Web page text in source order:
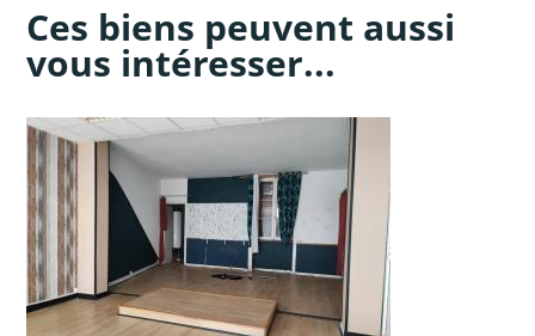
Ces biens peuvent aussi
vous intéresser...